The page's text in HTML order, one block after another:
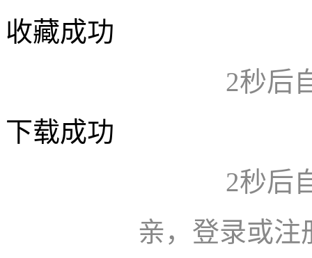
收藏成功
2秒后
下载成功
2秒后
亲，登录或注